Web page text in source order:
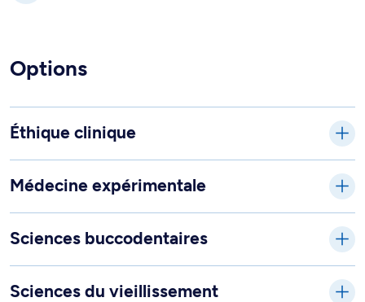
Options
Éthique clinique
Médecine expérimentale
Sciences buccodentaires
Sciences du vieillissement